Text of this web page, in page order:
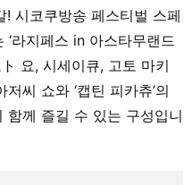
! 시코쿠방송 페스티벌 스페
‘라지페스 in 아스타무랜드
요, 시세이큐, 고토 마키
씨 쇼와 ‘캡틴 피카츄’의
함께 즐길 수 있는 구성입니